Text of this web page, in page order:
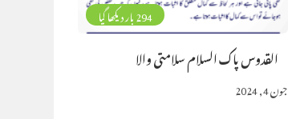
294 بار دیکھا گیا
القدوس پاک السلام سلامتی والا
جون 4, 2024